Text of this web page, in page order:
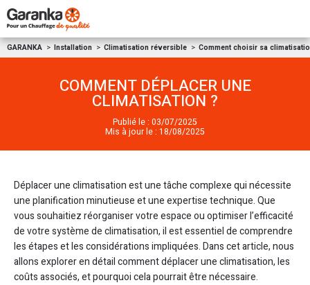
GARANKA Installation Climatisation réversible Comment choisir sa
COMMENT DÉPLACER UNE
CLIMATISATION ?
Publié le : 03/07/2025
Mis à jour le : 18/08/2025
Déplacer une climatisation est une tâche complexe qui nécessite
une planification minutieuse et une expertise technique. Que
vous souhaitiez réorganiser votre espace ou optimiser l’efficacité
de votre système de climatisation, il est essentiel de comprendre
les étapes et les considérations impliquées. Dans cet article, nous
allons explorer en détail comment déplacer une climatisation, les
coûts associés, et pourquoi cela pourrait être nécessaire.